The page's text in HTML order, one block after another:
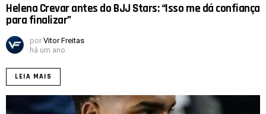
Helena Crevar antes do BJJ Stars: “Isso me dá confiança
para finalizar”
por Vitor Freitas
há um ano
LEIA MAIS